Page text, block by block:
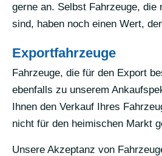
gerne an. Selbst Fahrzeuge, die
sind, haben noch einen Wert,
Exportfahrzeuge
Fahrzeuge, die für den Export
ebenfalls zu unserem
Ihnen den Verkauf Ihres
nicht für den heimischen Markt
Unsere Akzeptanz von